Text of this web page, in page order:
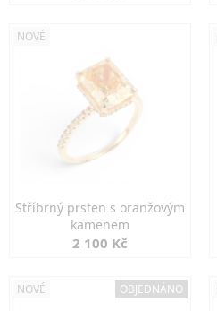
NOVÉ
Stříbrný prsten s oranžovým
kamenem
2 100 Kč
NOVÉ OBJEDNÁNO